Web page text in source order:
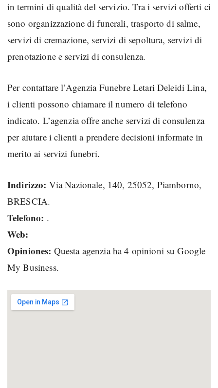
in termini di qualità del servizio. Tra i servizi offerti ci
sono organizzazione di funerali, trasporto di salme,
servizi di cremazione, servizi di sepoltura, servizi di
prenotazione e servizi di consulenza.
Per contattare l’Agenzia Funebre Letari Deleidi Lina,
i clienti possono chiamare il numero di telefono
indicato. L’agenzia offre anche servizi di consulenza
per aiutare i clienti a prendere decisioni informate in
merito ai servizi funebri.
Indirizzo: Via Nazionale, 140, 25052, Piamborno,
BRESCIA.
Telefono: .
Web:
Opiniones: Questa agenzia ha 4 opinioni su Google
My Business.